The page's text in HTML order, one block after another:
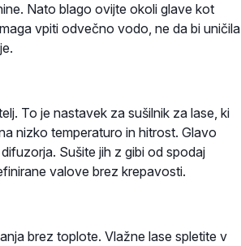
Nato blago ovijte okoli glave kot
vpiti odvečno vodo, ne da bi uničila
To je nastavek za sušilnik za lase, ki
nizko temperaturo in hitrost. Glavo
Sušite jih z gibi od spodaj
valove brez krepavosti.
brez toplote. Vlažne lase spletite v